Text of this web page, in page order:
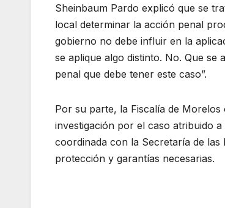
Sheinbaum Pardo explicó que se
local determinar la acción penal
gobierno no debe influir en la
se aplique algo distinto. No. Que se
penal que debe tener este caso”.
Por su parte, la Fiscalía de
investigación por el caso atribuido
coordinada con la Secretaría de
protección y garantías necesarias.